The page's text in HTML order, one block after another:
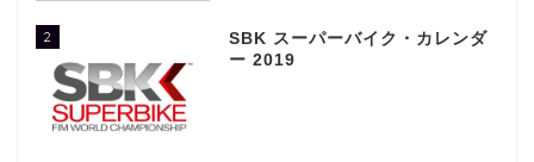
2
SBK スーパーバイク・カレンダ
ー 2019